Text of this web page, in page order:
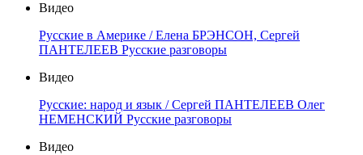
Видео
Русские в Америке / Елена БРЭНСОН, Сергей
ПАНТЕЛЕЕВ Русские разговоры
Видео
Русские: народ и язык / Сергей ПАНТЕЛЕЕВ Олег
НЕМЕНСКИЙ Русские разговоры
Видео